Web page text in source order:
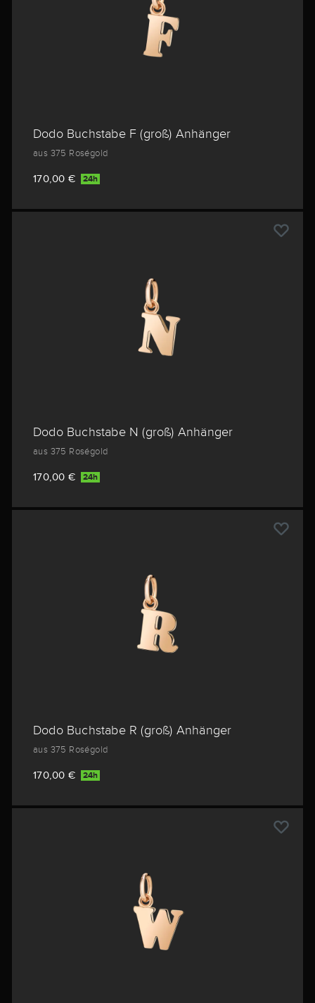
Dodo Buchstabe F (groß) Anhänger
aus 375 Roségold
170,00 € 24h
Dodo Buchstabe N (groß) Anhänger
aus 375 Roségold
170,00 € 24h
Dodo Buchstabe R (groß) Anhänger
aus 375 Roségold
170,00 € 24h